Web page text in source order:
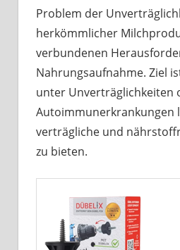
Problem der
herkömmlicher
verbundenen
Nahrungsaufnahme. Ziel
unter Unverträglichkeiten
Autoimmunerkrankungen
verträgliche und
zu bieten.